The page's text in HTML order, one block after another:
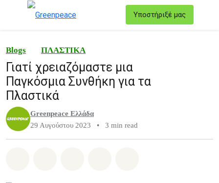
Υποστήριξέ μας
Blogs ΠΛΑΣΤΙΚΑ
Γιατί χρειαζόμαστε μια
Παγκόσμια Συνθήκη για τα
Πλαστικά
Greenpeace Ελλάδα
29 Αυγούστου 2023
• 3 min read